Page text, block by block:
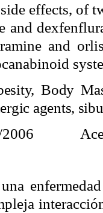
effects, of
and
and
Body
agents,